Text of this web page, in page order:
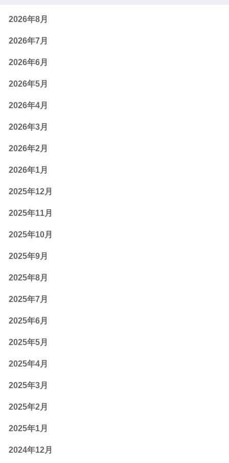
2026年8月
2026年7月
2026年6月
2026年5月
2026年4月
2026年3月
2026年2月
2026年1月
2025年12月
2025年11月
2025年10月
2025年9月
2025年8月
2025年7月
2025年6月
2025年5月
2025年4月
2025年3月
2025年2月
2025年1月
2024年12月